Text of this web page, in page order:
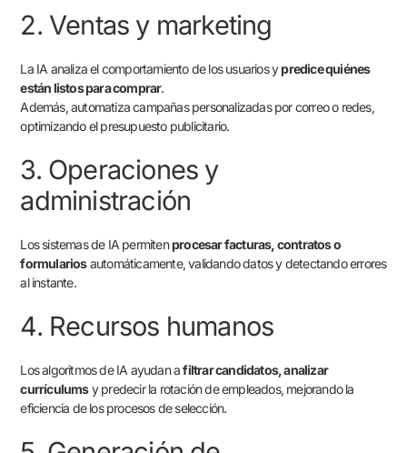
2. Ventas y marketing
La IA analiza el comportamiento de los usuarios ypredice quiénes
están listos para comprar.
Además, automatiza campañas personalizadas por correo o redes,
optimizando el presupuesto publicitario.
3. Operaciones y
administración
Los sistemas de IA permitenprocesar facturas, contratos o
formulariosautomáticamente, validando datos y detectando errores
al instante.
4. Recursos humanos
Los algoritmos de IA ayudan afiltrar candidatos, analizar
currículumsy predecir la rotación de empleados, mejorando la
eficiencia de los procesos de selección.